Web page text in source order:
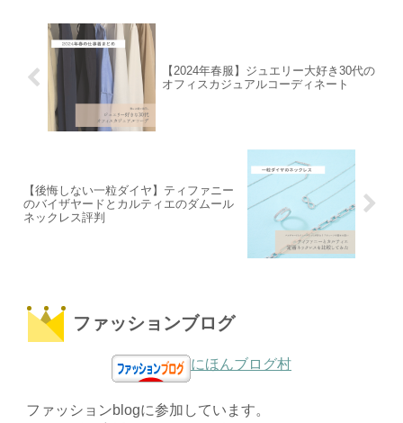
【2024年春服】ジュエリー大好き30代の
オフィスカジュアルコーディネート
【後悔しない一粒ダイヤ】ティファニー
のバイザヤードとカルティエのダムール
ネックレス評判
ファッションブログ
にほんブログ村
ファッションblogに参加しています。